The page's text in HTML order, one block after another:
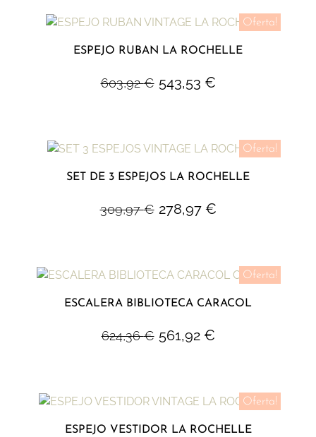
Oferta!
ESPEJO RUBAN LA ROCHELLE
603,92€ 543,53 €
Oferta!
SET DE 3 ESPEJOS LA ROCHELLE
309,97€ 278,97 €
Oferta!
ESCALERA BIBLIOTECA CARACOL
624,36€ 561,92 €
Oferta!
ESPEJO VESTIDOR LA ROCHELLE